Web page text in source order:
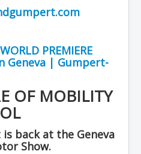
PREMIERE
Geneva | Gumpert-
OF MOBILITY
back at the Geneva
Show.